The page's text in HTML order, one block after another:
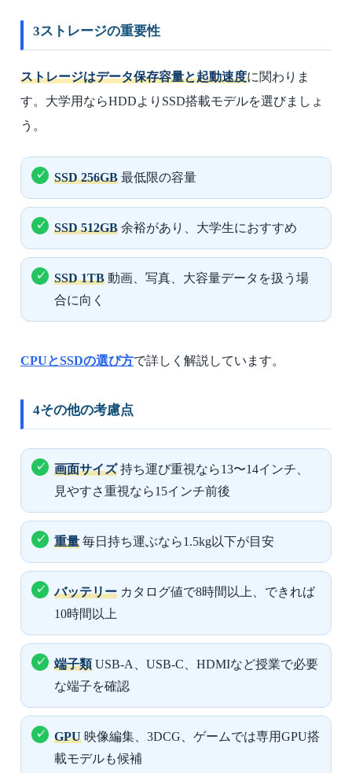
3ストレージの重要性
ストレージはデータ保存容量と起動速度に関わりま
す。大学用ならHDDよりSSD搭載モデルを選びましょ
う。
SSD 256GB 最低限の容量
SSD 512GB 余裕があり、大学生におすすめ
SSD 1TB 動画、写真、大容量データを扱う場
合に向く
CPUとSSDの選び方で詳しく解説しています。
4その他の考慮点
画面サイズ持ち運び重視なら13〜14インチ、
見やすさ重視なら15インチ前後
重量 毎日持ち運ぶなら1.5kg以下が目安
バッテリー カタログ値で8時間以上、できれば
10時間以上
端子類USB-A、USB-C、HDMIなど授業で必要
な端子を確認
GPU 映像編集、3DCG、ゲームでは専用GPU搭
載モデルも候補